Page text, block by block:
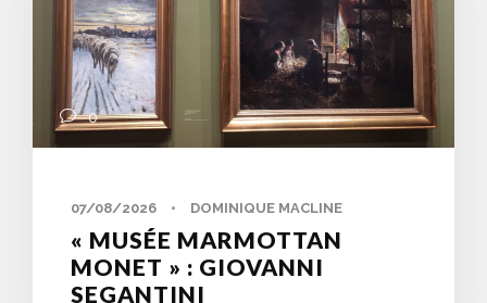
0
07/08/2026 • DOMINIQUE MACLINE
« MUSÉE MARMOTTAN
MONET » : GIOVANNI
SEGANTINI